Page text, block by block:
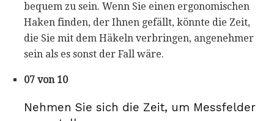
bequem zu sein. Wenn Sie einen ergonomischen
Haken finden, der Ihnen gefällt, könnte die Zeit,
die Sie mit dem Häkeln verbringen, angenehmer
sein als es sonst der Fall wäre.
07 von 10
Nehmen Sie sich die Zeit, um Messfelder